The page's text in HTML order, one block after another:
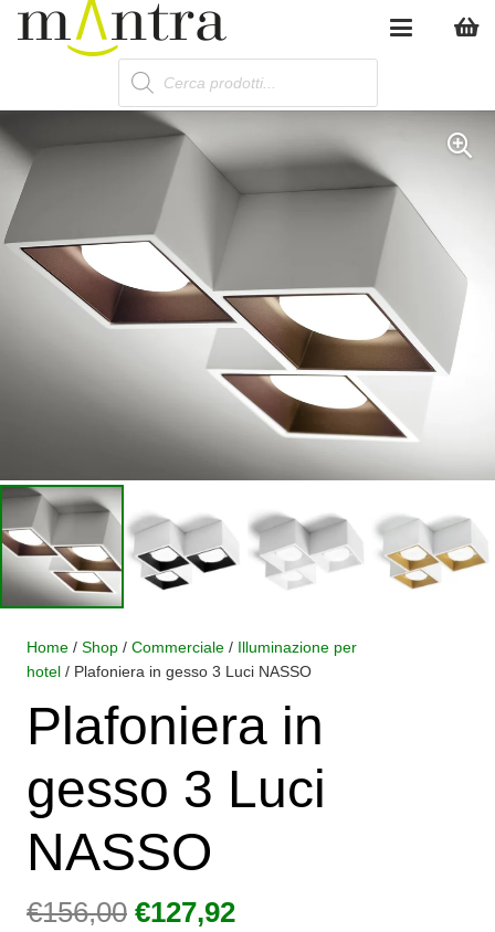
Products
search
Home / Shop / Commerciale / Illuminazione per
hotel / Plafoniera in gesso 3 Luci NASSO
Plafoniera in
gesso 3 Luci
NASSO
€156,00 Il
€127,92Il